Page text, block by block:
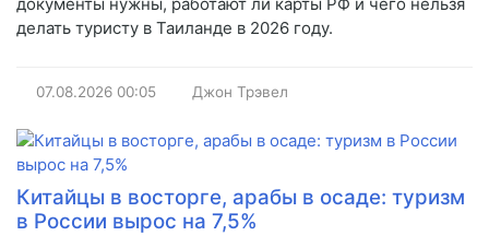
делать туристу в Таиланде в 2026 году.
07.08.2026 00:05 Джон Трэвел
Китайцы в восторге, арабы в осаде: туризм
в России вырос на 7,5%